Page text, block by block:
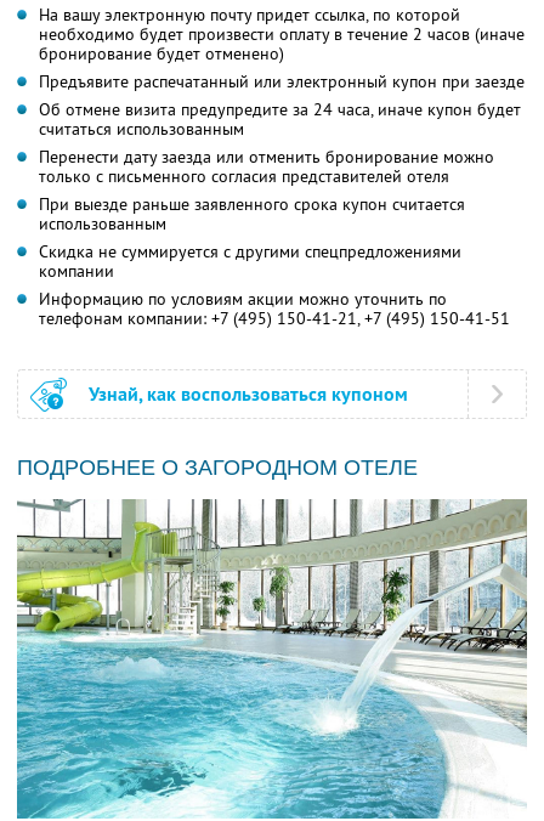
На вашу электронную почту придет ссылка, по которой
необходимо будет произвести оплату в течение 2 часов (иначе
бронирование будет отменено)
Предъявите распечатанный или электронный купон при заезде
Об отмене визита предупредите за 24 часа, иначе купон будет
считаться использованным
Перенести дату заезда или отменить бронирование можно
только с письменного согласия представителей отеля
При выезде раньше заявленного срока купон считается
использованным
Скидка не суммируется с другими спецпредложениями
компании
Информацию по условиям акции можно уточнить по
телефонам компании: +7 (495) 150-41-21, +7 (495) 150-41-51
Узнай, как воспользоваться купоном
ПОДРОБНЕЕ О ЗАГОРОДНОМ ОТЕЛЕ